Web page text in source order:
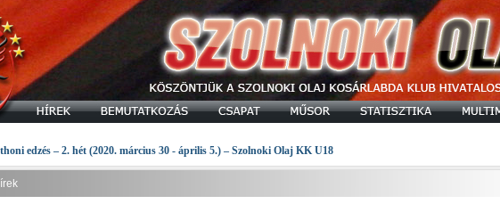
edzés – 2. hét (2020. március 30 - április 5.) – Szolnoki Olaj KK U18